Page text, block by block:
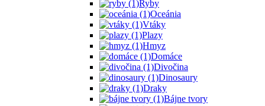
Ryby
Oceánia
Vtáky
Plazy
Hmyz
Domáce
Divočina
Dinosaury
Draky
Bájne tvory